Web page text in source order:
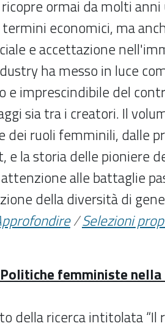
ormai da molti
economici, ma
e accettazione
ha messo in luce
e imprescindibile del
sia tra i creatori. Il
dei ruoli femminili, dalle
e la storia delle pioniere
alle battaglie
della diversità di
/Selezioni
femministe
della ricerca intitolata “Il